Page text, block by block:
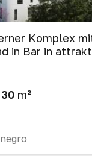
Komplex
in Bar in
30 m²